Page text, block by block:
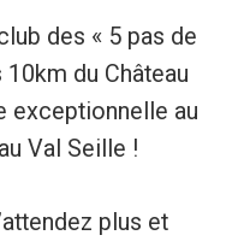
des « 5 pas de
du Château
exceptionnelle au
Val Seille !
plus et